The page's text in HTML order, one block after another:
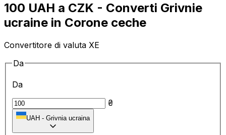
100 UAH a CZK - Converti Grivnie
ucraine in Corone ceche
Convertitore di valuta XE
Da
Da
₴
UAH - Grivnia ucraina